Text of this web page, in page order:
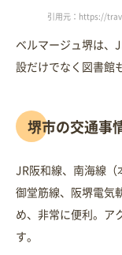
引用元：https://
ベルマージュ堺は、
設だけでなく図書館
堺市の交通事
JR阪和線、南海線
御堂筋線、阪堺電気
め、非常に便利。ア
す。